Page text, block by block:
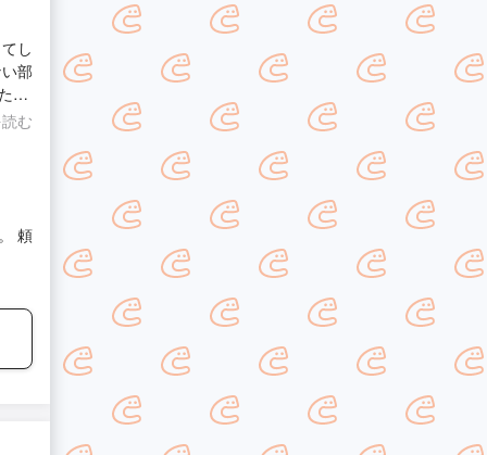
し
部
！
む
頼